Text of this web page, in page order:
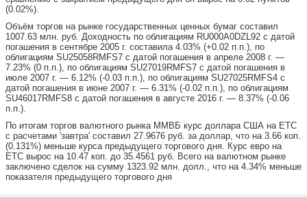
(0.02%).
Объём торгов на рынке государственных ценных бумаг составил
1007.63 млн. руб. Доходность по облигациям RU000A0DZL92 с датой
погашения в сентябре 2005 г. составила 4.03% (+0.02 п.п.), по
облигациям SU25058RMFS7 с датой погашения в апреле 2008 г. —
7.23% (0 п.п.), по облигациям SU27019RMFS7 с датой погашения в
июле 2007 г. — 6.12% (-0.03 п.п.), по облигациям SU27025RMFS4 с
датой погашения в июне 2007 г. — 6.31% (-0.02 п.п.), по облигациям
SU46017RMFS8 с датой погашения в августе 2016 г. — 8.37% (-0.06
п.п.).
По итогам торгов валютного рынка ММВБ курс доллара США на ЕТС
с расчетами 'завтра' составил 27.9676 руб. за доллар, что на 3.66 коп.
(0.131%) меньше курса предыдущего торгового дня. Курс евро на
ЕТС вырос на 10.47 коп. до 35.4561 руб. Всего на валютном рынке
заключено сделок на сумму 1323.92 млн. долл., что на 4.34% меньше
показателя предыдущего торгового дня